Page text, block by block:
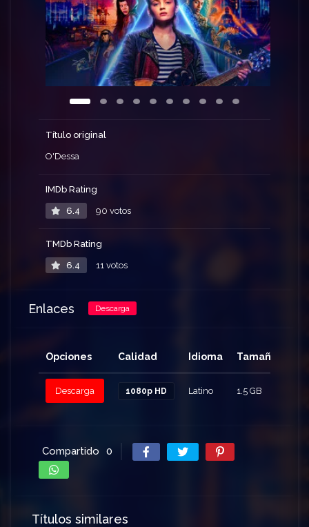
Título original
O'Dessa
IMDb Rating
6.4 90 votos
TMDb Rating
6.4 11 votos
Enlaces Descarga
Opciones Calidad Idioma Tamaño
Descarga 1080p HD Latino 1.5 GB
Compartido 0
Títulos similares